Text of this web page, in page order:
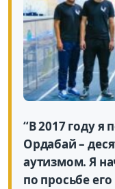
“В 2017 году я
Ордабай –
аутизмом. Я
по просьбе